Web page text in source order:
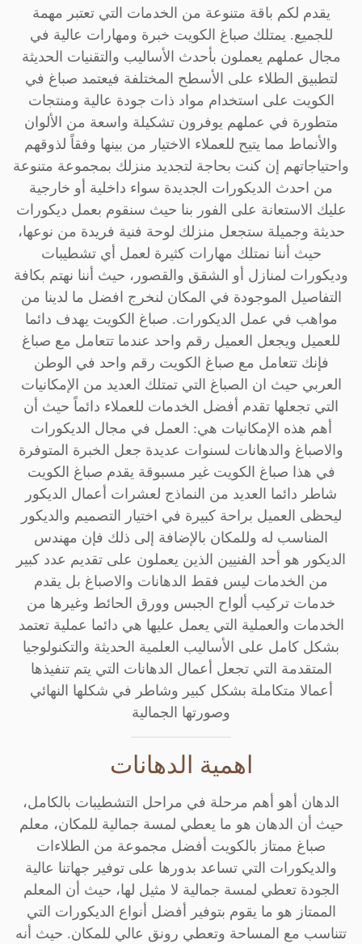
يقدم لكم باقة متنوعة من الخدمات التي تعتبر مهمة
للجميع. يمتلك صباغ الكويت خبرة ومهارات عالية في
مجال عملهم يعملون بأحدث الأساليب والتقنيات الحديثة
لتطبيق الطلاء على الأسطح المختلفة فيعتمد صباغ في
الكويت على استخدام مواد ذات جودة عالية ومنتجات
متطورة في عملهم يوفرون تشكيلة واسعة من الألوان
والأنماط مما يتيح للعملاء الاختيار من بينها وفقاً لذوقهم
واحتياجاتهم إن كنت بحاجة لتجديد منزلك بمجموعة متنوعة
من احدث الديكورات الجديدة سواء داخلية أو خارجية
عليك الاستعانة على الفور بنا حيث سنقوم بعمل ديكورات
حديثة وجميلة ستجعل منزلك لوحة فنية فريدة من نوعها،
حيث أننا نمتلك مهارات كثيرة لعمل أي تشطيبات
وديكورات لمنازل أو الشقق والقصور، حيث أننا نهتم بكافة
التفاصيل الموجودة في المكان لنخرج افضل ما لدينا من
مواهب في عمل الديكورات. صباغ الكويت يهدف دائما
للعميل ويجعل العميل رقم واحد عندما تتعامل مع صباغ
فإنك تتعامل مع صباغ الكويت رقم واحد في الوطن
العربي حيث ان الصباغ التي تمتلك العديد من الإمكانيات
التي تجعلها تقدم أفضل الخدمات للعملاء دائماً حيث أن
أهم هذه الإمكانيات هي: العمل في مجال الديكورات
والاصباغ والدهانات لسنوات عديدة جعل الخبرة المتوفرة
في هذا صباغ الكويت غير مسبوقة يقدم صباغ الكويت
شاطر دائما العديد من النماذج لعشرات أعمال الديكور
ليحظى العميل براحة كبيرة في اختيار التصميم والديكور
المناسب له وللمكان بالإضافة إلى ذلك فإن مهندس
الديكور هو أحد الفنيين الذين يعملون على تقديم عدد كبير
من الخدمات ليس فقط الدهانات والاصباغ بل يقدم
خدمات تركيب ألواح الجبس وورق الحائط وغيرها من
الخدمات والعملية التي يعمل عليها هي دائما عملية تعتمد
بشكل كامل على الأساليب العلمية الحديثة والتكنولوجيا
المتقدمة التي تجعل أعمال الدهانات التي يتم تنفيذها
أعمالا متكاملة بشكل كبير وشاطر في شكلها النهائي
وصورتها الجمالية
اهمية الدهانات
الدهان أهو أهم مرحلة في مراحل التشطيبات بالكامل،
حيث أن الدهان هو ما يعطي لمسة جمالية للمكان، معلم
صباغ ممتاز بالكويت أفضل مجموعة من الطلاءات
والديكورات التي تساعد بدورها على توفير جهاتنا عالية
الجودة تعطي لمسة جمالية لا مثيل لها، حيث أن المعلم
الممتاز هو ما يقوم بتوفير أفضل أنواع الديكورات التي
تتناسب مع المساحة وتعطي رونق عالي للمكان. حيث أنه